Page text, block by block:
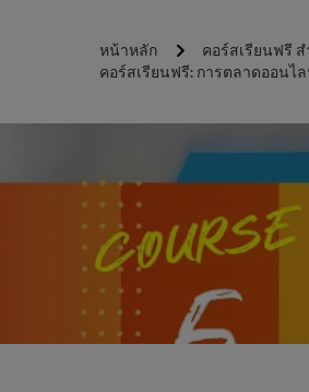
หน้าหลัก คอร์สเรียนฟรี
คอร์สเรียนฟรี: การตลาดออนไ